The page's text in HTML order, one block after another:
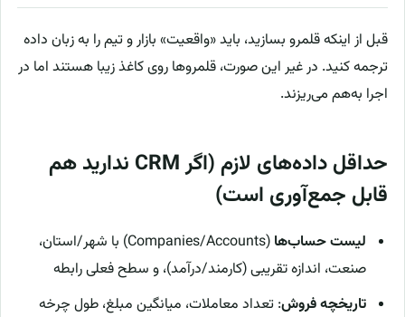
قبل از اینکه قلمرو بسازید، باید «واقعیت» بازار و تیم را به زبان داده
ترجمه کنید. در غیر این صورت، قلمروها روی کاغذ زیبا هستند اما در
اجرا به‌هم می‌ریزند.
حداقل داده‌های لازم (اگر CRM ندارید هم
قابل جمع‌آوری است)
لیست حساب‌ها
(Companies/Accounts) با شهر/استان،
صنعت، اندازه تقریبی (کارمند/درآمد)، و سطح فعلی رابطه
تاریخچه فروش: تعداد معاملات، میانگین مبلغ، طول چرخه